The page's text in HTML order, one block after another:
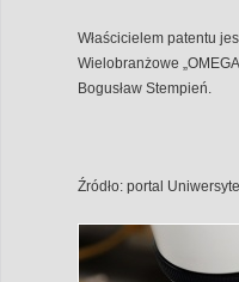
Właścicielem patentu
Wielobranżowe
Bogusław Stempień.
Źródło: portal